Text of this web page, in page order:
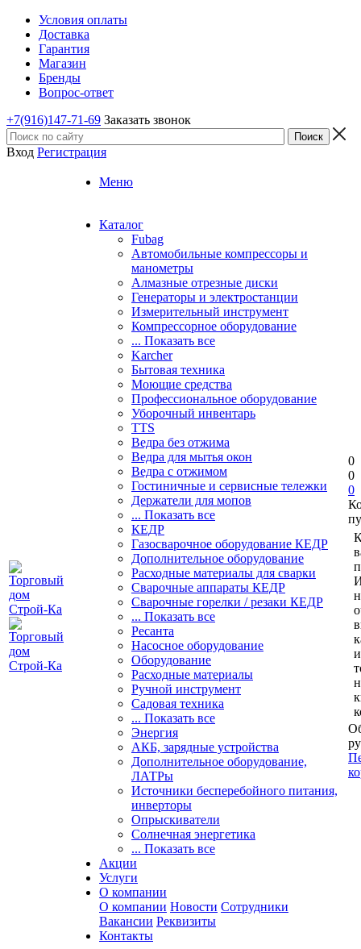
Условия оплаты
Доставка
Гарантия
Магазин
Бренды
Вопрос-ответ
+7(916)147-71-69 Заказать звонок
Вход Регистрация
Меню
Каталог
Fubag
Автомобильные компрессоры и
манометры
Алмазные отрезные диски
Генераторы и электростанции
Измерительный инструмент
Компрессорное оборудование
... Показать все
Karcher
Бытовая техника
Моющие средства
Профессиональное оборудование
Уборочный инвентарь
TTS
Ведра без отжима
Ведра для мытья окон
Ведра с отжимом
Гостиничные и сервисные тележки
Держатели для мопов
... Показать все
КЕДР
Газосварочное оборудование КЕДР
Дополнительное оборудование
Расходные материалы для сварки
Сварочные аппараты КЕДР
Сварочные горелки / резаки КЕДР
... Показать все
Ресанта
Насосное оборудование
Оборудование
Расходные материалы
Ручной инструмент
Садовая техника
... Показать все
Энергия
АКБ, зарядные устройства
Дополнительное оборудование,
ЛАТРы
Источники бесперебойного питания,
инверторы
Опрыскиватели
Солнечная энергетика
... Показать все
Акции
Услуги
О компании
О компании Новости Сотрудники
Вакансии Реквизиты
Контакты
0
0
0